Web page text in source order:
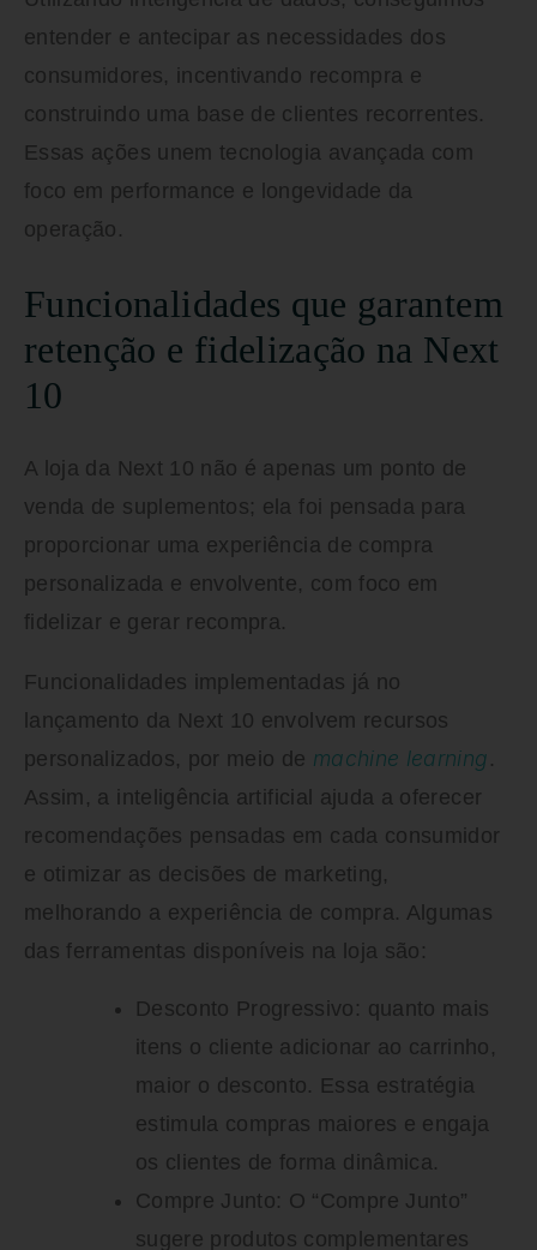
entender e antecipar as necessidades dos
consumidores, incentivando recompra e
construindo uma base de clientes recorrentes.
Essas ações unem tecnologia avançada com
foco em performance e longevidade da
operação.
Funcionalidades que garantem
retenção e fidelização na Next
10
A loja da Next 10 não é apenas um ponto de
venda de suplementos; ela foi pensada para
proporcionar uma experiência de compra
personalizada e envolvente, com foco em
fidelizar e gerar recompra.
Funcionalidades implementadas já no
lançamento da Next 10 envolvem recursos
personalizados, por meio de machine learning .
Assim, a inteligência artificial ajuda a oferecer
recomendações pensadas em cada consumidor
e otimizar as decisões de marketing,
melhorando a experiência de compra. Algumas
das ferramentas disponíveis na loja são:
Desconto Progressivo: quanto mais
itens o cliente adicionar ao carrinho,
maior o desconto. Essa estratégia
estimula compras maiores e engaja
os clientes de forma dinâmica.
Compre Junto: O “Compre Junto”
sugere produtos complementares